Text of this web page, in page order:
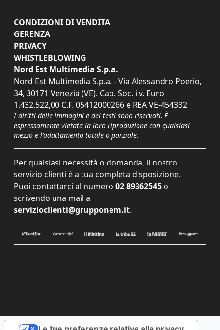
CONDIZIONI DI VENDITA
GERENZA
PRIVACY
WHISTLEBLOWING
Nord Est Multimedia S.p.a.
Nord Est Multimedia S.p.a. - Via Alessandro Poerio,
34, 30171 Venezia (VE). Cap. Soc. i.v. Euro
1.432.522,00 C.F. 05412000266 e REA VE-454332
I diritti delle immagini e dei testi sono riservati. È
espressamente vietata la loro riproduzione con qualsiasi
mezzo e l'adattamento totale o parziale.
Per qualsiasi necessità o domanda, il nostro
servizio clienti è a tua completa disposizione.
Puoi contattarci al numero 02 89362545 o
scrivendo una mail a
servizioclienti@grupponem.it.